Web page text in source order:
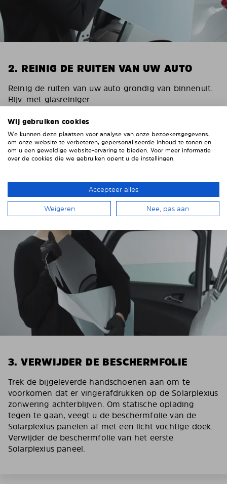
2. REINIG DE RUITEN VAN UW AUTO
Reinig de ruiten van uw auto grondig van binnenuit.
Bijv. met glasreiniger.
Belangrijk! Geef de ruiten de tijd om te drogen.
Om krassen op de bekleding van uw auto te
voorkomen, moet u deze rondom de ruiten afplakken
met stevig plakband. Wij adviseren ducttape of
3. VERWIJDER DE BESCHERMFOLIE
Trek de bijgeleverde handschoenen aan om te
voorkomen dat er vingerafdrukken op de Solarplexius
zonwering achterblijven. Om statische oplading
tegen te gaan, veegt u de beschermfolie van de
Solarplexius panelen af met een licht vochtige doek.
Verwijder de beschermfolie van het eerste
Solarplexius paneel.
Wij gebruiken cookies
We kunnen deze plaatsen voor analyse van onze bezoekersgegevens,
om onze website te verbeteren, gepersonaliseerde inhoud te tonen en
om u een geweldige website-ervaring te bieden. Voor meer informatie
over de cookies die we gebruiken opent u de instellingen.
Accepteer alles
Weigeren Nee, pas aan